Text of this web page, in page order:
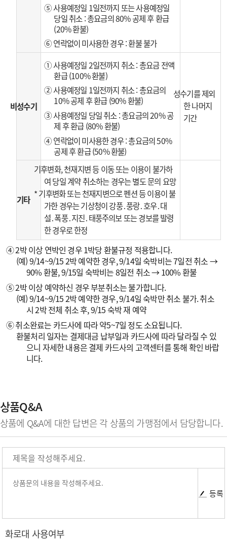
⑤ 사용예정일 1일전까지 또는 사용예정일
당일 취소 : 총요금의 80% 공제 후 환급
(20% 환불)
⑥ 연락없이 미사용한 경우 : 환불 불가
비성수기
① 사용예정일 2일전까지 취소 : 총요금 전액
환급 (100% 환불)
② 사용예정일 1일전까지 취소 : 총요금의
10% 공제 후 환급 (90% 환불)
③ 사용예정일 당일 취소 : 총요금의 20% 공
제 후 환급 (80% 환불)
④ 연락없이 미사용한 경우 : 총요금의 50%
공제 후 환급 (50% 환불)
성수기를 제외
한 나머지
기간
기타
기후변화, 천재지변 등 이동 또는 이용이 불가하
여 당일 계약 취소하는 경우는 별도 문의 요망
* 기후변화 또는 천재지변으로 펜션 등 이용이 불
가한 경우는 기상청이 강풍․풍랑․호우․대
설․폭풍․지진․태풍주의보 또는 경보를 발령
한 경우로 한정
④ 2박 이상 연박인 경우 1박당 환불규정 적용합니다.
(예) 9/14~9/15 2박 예약한 경우, 9/14일 숙박비는 7일전 취소 →
90% 환불, 9/15일 숙박비는 8일전 취소 → 100% 환불
⑤ 2박 이상 예약하신 경우 부분취소는 불가합니다.
(예) 9/14~9/15 2박 예약한 경우, 9/14일 숙박만 취소 불가. 취소
시 2박 전체 취소 후, 9/15 숙박 재 예약
⑥ 취소완료는 카드사에 따라 약5~7일 정도 소요됩니다.
환불처리 일자는 결제대금 납부일과 카드사에 따라 달라질 수 있
으니 자세한 내용은 결제 카드사의 고객센터를 통해 확인 바랍
니다.
상품Q&A
상품에 Q&A에 대한 답변은 각 상품의 가맹점에서 담당합니다.
등록
화로대 사용여부